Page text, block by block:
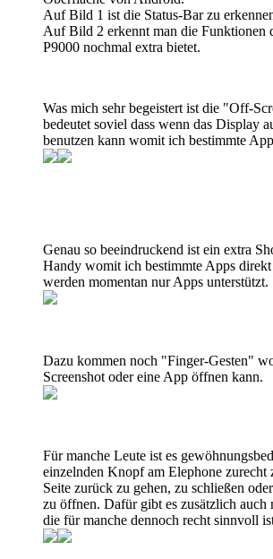
Auf Bild 1 ist die Status-Bar zu
Auf Bild 2 erkennt man die Funktionen
P9000 nochmal extra bietet.
Was mich sehr begeistert ist die "Off-
bedeutet soviel dass wenn das Display
benutzen kann womit ich bestimmte
Genau so beeindruckend ist ein extra
Handy womit ich bestimmte Apps
werden momentan nur Apps unterstützt.
Dazu kommen noch "Finger-Gesten"
Screenshot oder eine App öffnen kann.
Für manche Leute ist es
einzelnden Knopf am Elephone zurecht
Seite zurück zu gehen, zu schließen
zu öffnen. Dafür gibt es zusätzlich auch
die für manche dennoch recht sinnvoll